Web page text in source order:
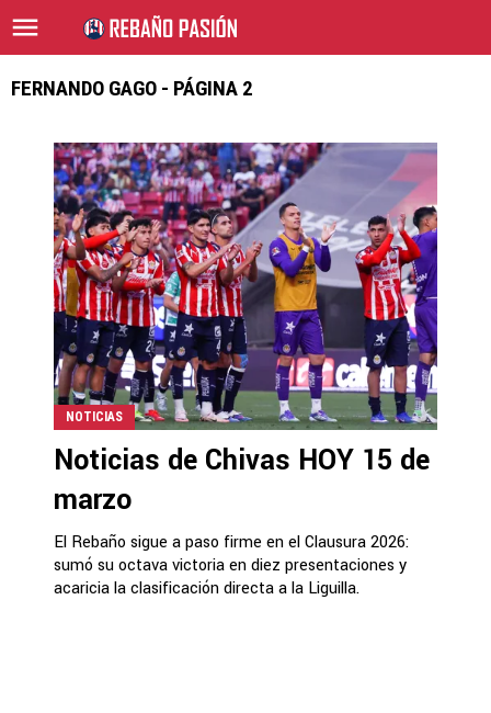
FERNANDO GAGO - PÁGINA 2
NOTICIAS
Noticias de Chivas HOY 15 de
marzo
El Rebaño sigue a paso firme en el Clausura 2026:
sumó su octava victoria en diez presentaciones y
acaricia la clasificación directa a la Liguilla.